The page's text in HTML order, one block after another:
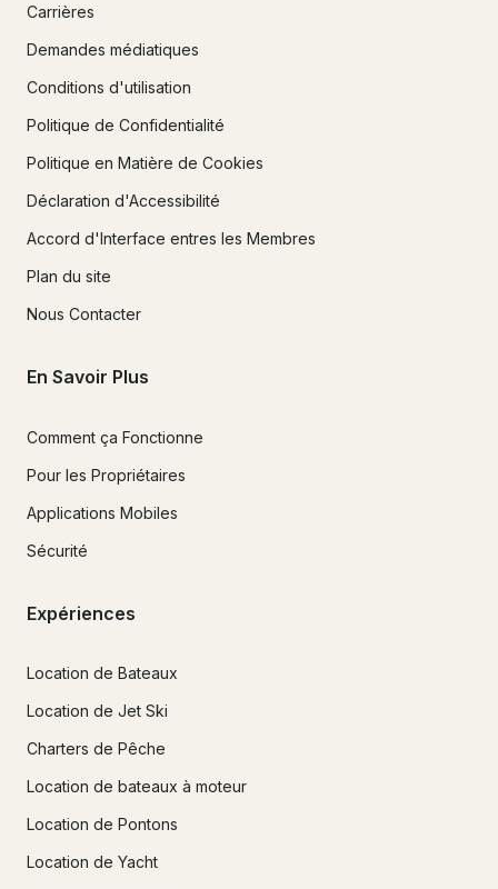
Carrières
Demandes médiatiques
Conditions d'utilisation
Politique de Confidentialité
Politique en Matière de Cookies
Déclaration d'Accessibilité
Accord d'Interface entres les Membres
Plan du site
Nous Contacter
En Savoir Plus
Comment ça Fonctionne
Pour les Propriétaires
Applications Mobiles
Sécurité
Expériences
Location de Bateaux
Location de Jet Ski
Charters de Pêche
Location de bateaux à moteur
Location de Pontons
Location de Yacht